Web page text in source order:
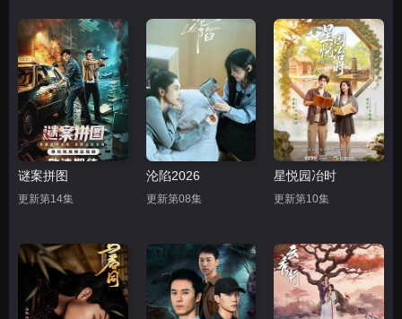
谜案拼图
更新第14集
沦陷2026
更新第08集
星悦园冶时
更新第10集